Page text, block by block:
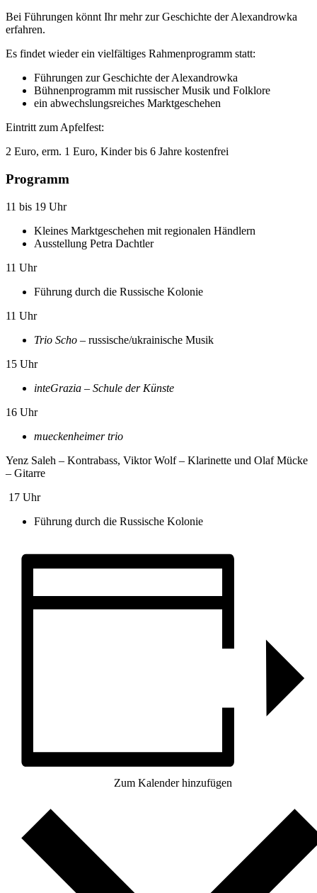
Bei Führungen könnt Ihr mehr zur Geschichte der Alexandrowka
erfahren.
Es findet wieder ein vielfältiges Rahmenprogramm statt:
Führungen zur Geschichte der Alexandrowka
Bühnenprogramm mit russischer Musik und Folklore
ein abwechslungsreiches Marktgeschehen
Eintritt zum Apfelfest:
2 Euro, erm. 1 Euro, Kinder bis 6 Jahre kostenfrei
Programm
11 bis 19 Uhr
Kleines Marktgeschehen mit regionalen Händlern
Ausstellung Petra Dachtler
11 Uhr
Führung durch die Russische Kolonie
11 Uhr
Trio Scho – russische/ukrainische Musik
15 Uhr
inteGrazia – Schule der Künste
16 Uhr
mueckenheimer trio
Yenz Saleh – Kontrabass, Viktor Wolf – Klarinette und Olaf Mücke
– Gitarre
17 Uhr
Führung durch die Russische Kolonie
Zum Kalender hinzufügen